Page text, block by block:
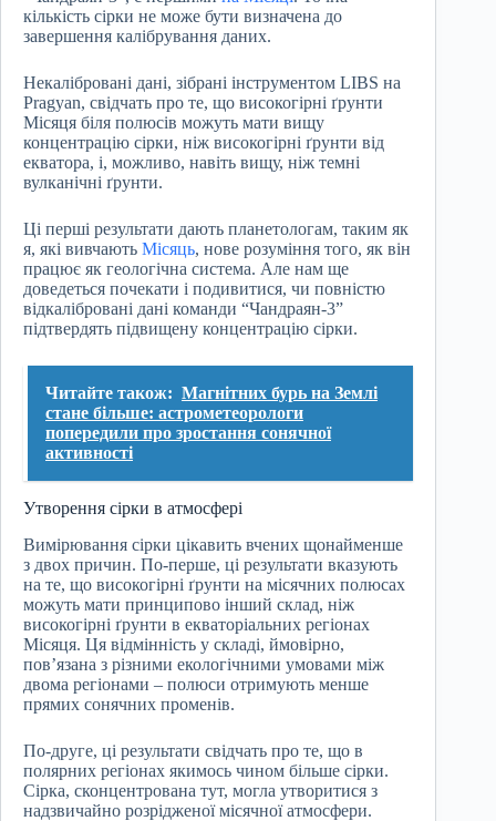
кількість сірки не може бути визначена до
завершення калібрування даних.
Некалібровані дані, зібрані інструментом LIBS на
Pragyan, свідчать про те, що високогірні ґрунти
Місяця біля полюсів можуть мати вищу
концентрацію сірки, ніж високогірні ґрунти від
екватора, і, можливо, навіть вищу, ніж темні
вулканічні ґрунти.
Ці перші результати дають планетологам, таким як
я, які вивчають Місяць, нове розуміння того, як він
працює як геологічна система. Але нам ще
доведеться почекати і подивитися, чи повністю
відкалібровані дані команди “Чандраян-3”
підтвердять підвищену концентрацію сірки.
Читайте також: Магнітних бурь на Землі
стане більше: астрометеорологи
попередили про зростання сонячної
активності
Утворення сірки в атмосфері
Вимірювання сірки цікавить вчених щонайменше
з двох причин. По-перше, ці результати вказують
на те, що високогірні ґрунти на місячних полюсах
можуть мати принципово інший склад, ніж
високогірні ґрунти в екваторіальних регіонах
Місяця. Ця відмінність у складі, ймовірно,
пов’язана з різними екологічними умовами між
двома регіонами – полюси отримують менше
прямих сонячних променів.
По-друге, ці результати свідчать про те, що в
полярних регіонах якимось чином більше сірки.
Сірка, сконцентрована тут, могла утворитися з
надзвичайно розрідженої місячної атмосфери.